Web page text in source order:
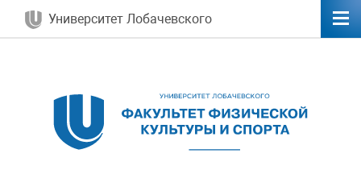
Университет Лобачевского